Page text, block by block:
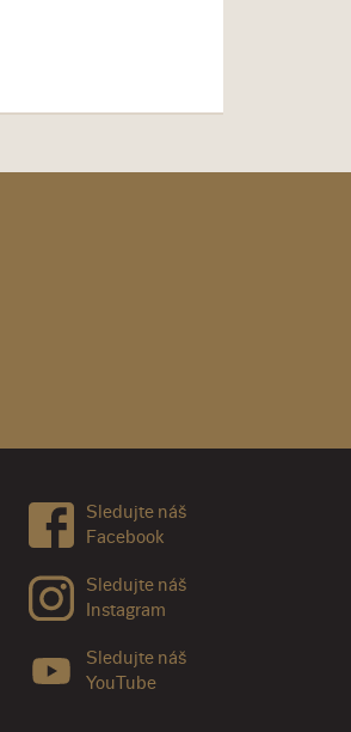
Sledujte náš
Facebook
Sledujte náš
Instagram
Sledujte náš
YouTube